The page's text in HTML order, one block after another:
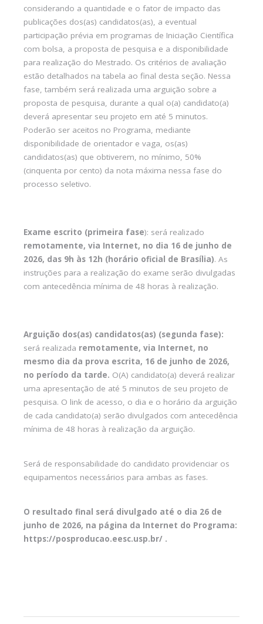
considerando a quantidade e o fator de impacto das
publicações dos(as) candidatos(as), a eventual
participação prévia em programas de Iniciação Científica
com bolsa, a proposta de pesquisa e a disponibilidade
para realização do Mestrado. Os critérios de avaliação
estão detalhados na tabela ao final desta seção. Nessa
fase, também será realizada uma arguição sobre a
proposta de pesquisa, durante a qual o(a) candidato(a)
deverá apresentar seu projeto em até 5 minutos.
Poderão ser aceitos no Programa, mediante
disponibilidade de orientador e vaga, os(as)
candidatos(as) que obtiverem, no mínimo, 50%
(cinquenta por cento) da nota máxima nessa fase do
processo seletivo.
Exame escrito (primeira fase): será realizado
remotamente, via Internet, no dia 16 de junho de
2026, das 9h às 12h (horário oficial de Brasília). As
instruções para a realização do exame serão divulgadas
com antecedência mínima de 48 horas à realização.
Arguição dos(as) candidatos(as) (segunda fase):
será realizada remotamente, via Internet, no
mesmo dia da prova escrita, 16 de junho de 2026,
no período da tarde. O(A) candidato(a) deverá realizar
uma apresentação de até 5 minutos de seu projeto de
pesquisa. O link de acesso, o dia e o horário da arguição
de cada candidato(a) serão divulgados com antecedência
mínima de 48 horas à realização da arguição.
Será de responsabilidade do candidato providenciar os
equipamentos necessários para ambas as fases.
O resultado final será divulgado até o dia 26 de
junho de 2026, na página da Internet do Programa:
https://posproducao.eesc.usp.br/ .